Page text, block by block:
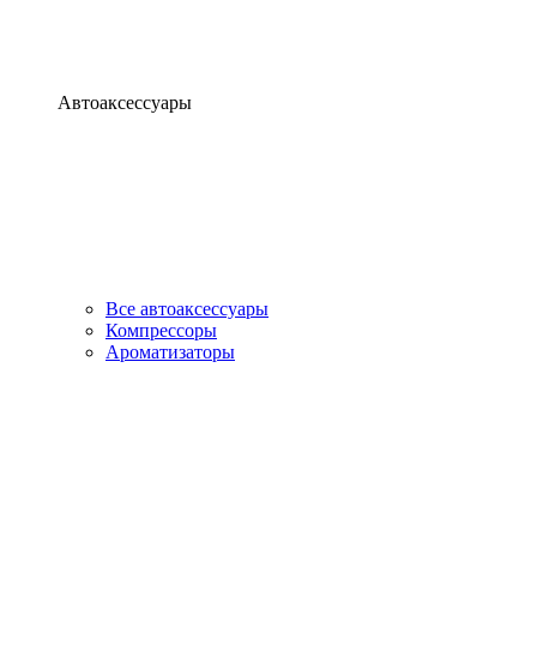
Автоаксессуары
Все автоаксессуары
Компрессоры
Ароматизаторы